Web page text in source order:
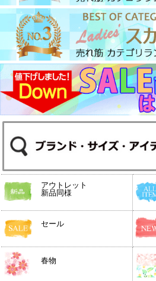
アウトレット
新品同様
セール
春物